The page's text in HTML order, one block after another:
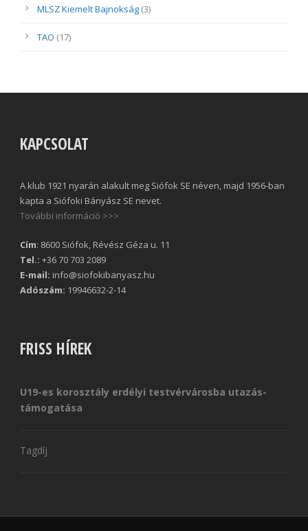
MLSZ Kiemelt Bajnokság (3)
TAO (17)
KAPCSOLAT
A klub 1921 nyarán alakult meg Siófok SE néven, majd 1956-ban
kapta a Siófoki Bányász SE nevet.
További információ >>>
Cím: 8600 Siófok, Révész Géza u. 11
Tel.: +36 70 703 2089
E-mail: info@siofokibanyasz.hu
Adószám: 19946632-2-14
FRISS HÍREK
U19-es korosztály erdélyi testvérvárosba utazás-
támogatása
Tagdíj